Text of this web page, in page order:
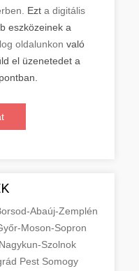
Ezt a digitális
eszközeinek a
oldalunkon való
el üzenetedet a
Abaúj-Zemplén
Moson-Sopron
Szolnok
Pest Somogy